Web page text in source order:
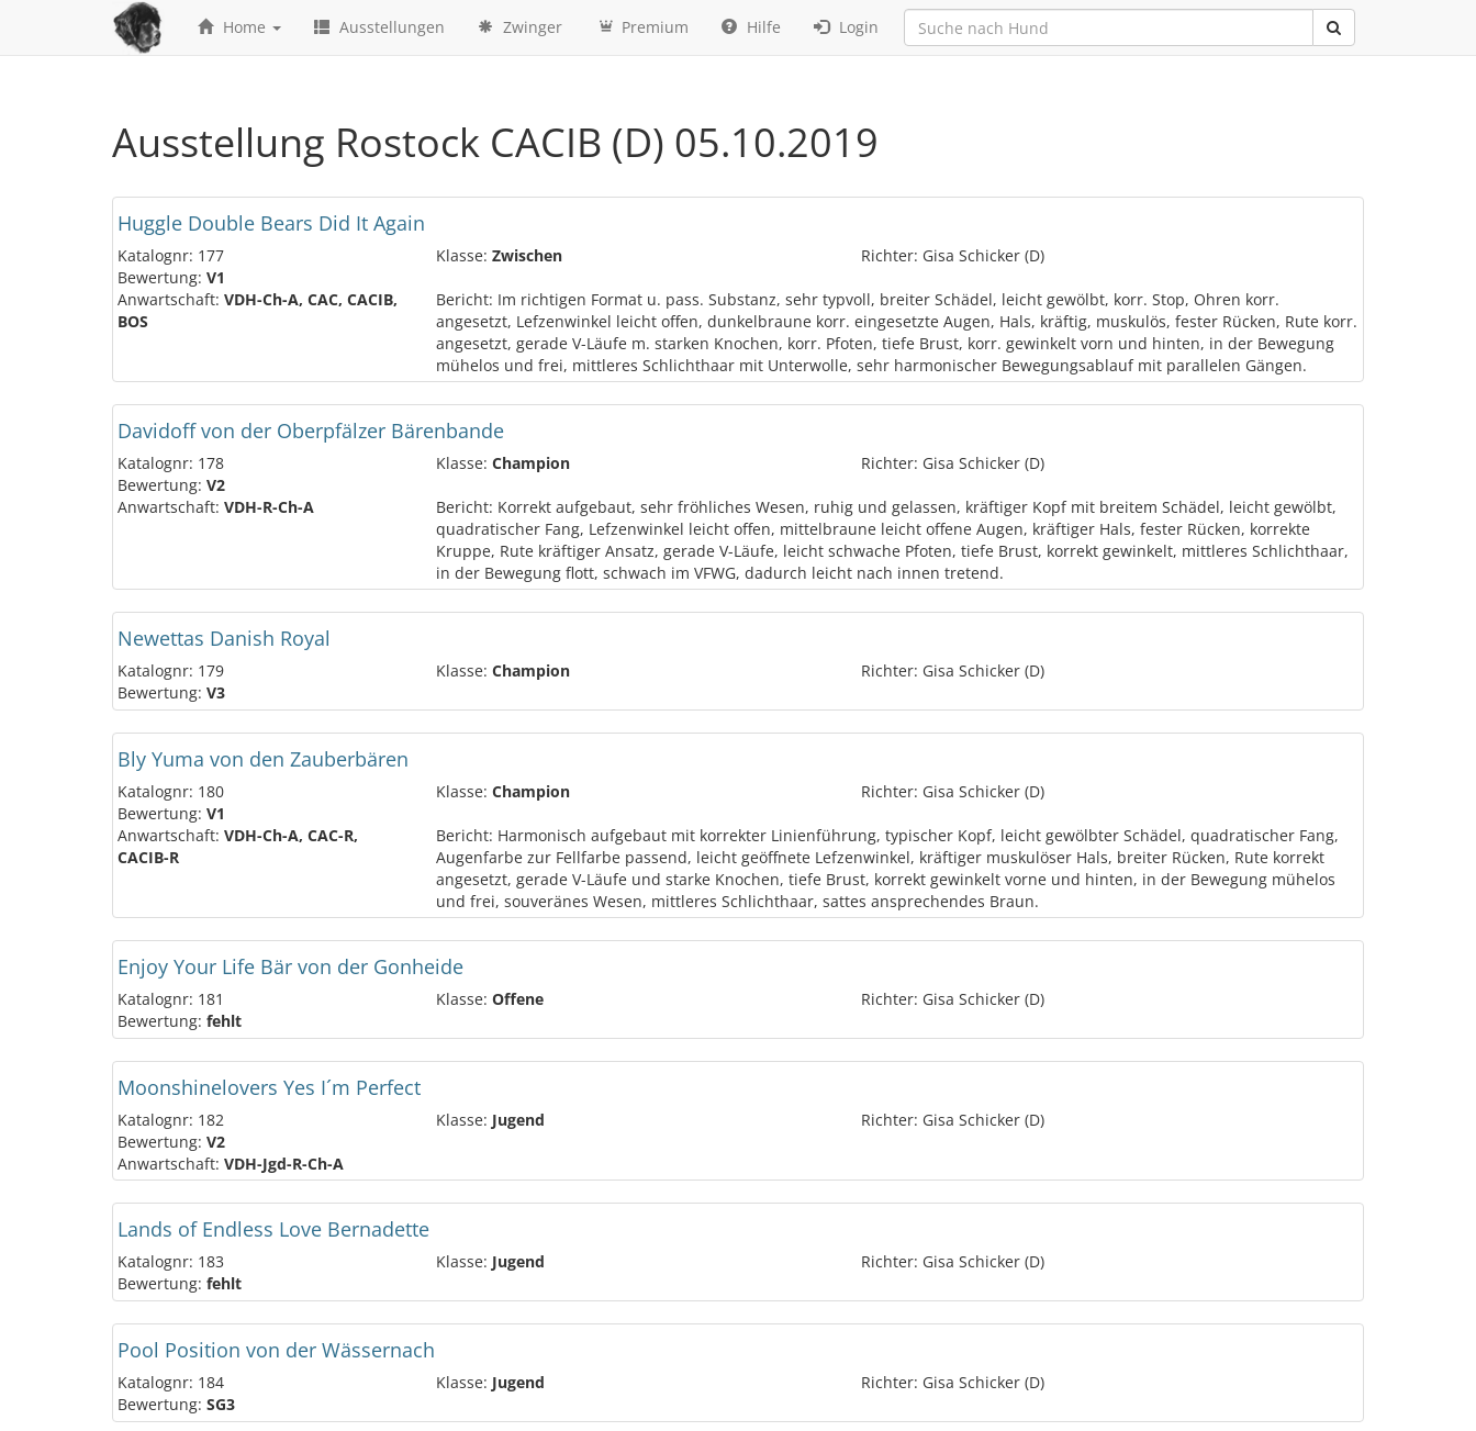
Home Ausstellungen Zwinger Premium Hilfe Login
Ausstellung Rostock CACIB (D) 05.10.2019
Huggle Double Bears Did It Again
Katalognr: 177
Bewertung: V1
Klasse: Zwischen Richter: Gisa Schicker (D)
Anwartschaft: VDH-Ch-A, CAC, CACIB,
BOS
Bericht: Im richtigen Format u. pass. Substanz, sehr typvoll, breiter Schädel, leicht gewölbt, korr. Stop, Ohren korr.
angesetzt, Lefzenwinkel leicht offen, dunkelbraune korr. eingesetzte Augen, Hals, kräftig, muskulös, fester Rücken, Rute korr.
angesetzt, gerade V-Läufe m. starken Knochen, korr. Pfoten, tiefe Brust, korr. gewinkelt vorn und hinten, in der Bewegung
mühelos und frei, mittleres Schlichthaar mit Unterwolle, sehr harmonischer Bewegungsablauf mit parallelen Gängen.
Davidoff von der Oberpfälzer Bärenbande
Katalognr: 178
Bewertung: V2
Klasse: Champion Richter: Gisa Schicker (D)
Anwartschaft: VDH-R-Ch-A
Bericht: Korrekt aufgebaut, sehr fröhliches Wesen, ruhig und gelassen, kräftiger Kopf mit breitem Schädel, leicht gewölbt,
quadratischer Fang, Lefzenwinkel leicht offen, mittelbraune leicht offene Augen, kräftiger Hals, fester Rücken, korrekte
Kruppe, Rute kräftiger Ansatz, gerade V-Läufe, leicht schwache Pfoten, tiefe Brust, korrekt gewinkelt, mittleres Schlichthaar,
in der Bewegung flott, schwach im VFWG, dadurch leicht nach innen tretend.
Newettas Danish Royal
Katalognr: 179
Bewertung: V3
Klasse: Champion Richter: Gisa Schicker (D)
Bly Yuma von den Zauberbären
Katalognr: 180
Bewertung: V1
Klasse: Champion Richter: Gisa Schicker (D)
Anwartschaft: VDH-Ch-A, CAC-R,
CACIB-R
Bericht: Harmonisch aufgebaut mit korrekter Linienführung, typischer Kopf, leicht gewölbter Schädel, quadratischer Fang,
Augenfarbe zur Fellfarbe passend, leicht geöffnete Lefzenwinkel, kräftiger muskulöser Hals, breiter Rücken, Rute korrekt
angesetzt, gerade V-Läufe und starke Knochen, tiefe Brust, korrekt gewinkelt vorne und hinten, in der Bewegung mühelos
und frei, souveränes Wesen, mittleres Schlichthaar, sattes ansprechendes Braun.
Enjoy Your Life Bär von der Gonheide
Katalognr: 181
Bewertung: fehlt
Klasse: Offene Richter: Gisa Schicker (D)
Moonshinelovers Yes I´m Perfect
Katalognr: 182
Bewertung: V2
Klasse: Jugend Richter: Gisa Schicker (D)
Anwartschaft: VDH-Jgd-R-Ch-A
Lands of Endless Love Bernadette
Katalognr: 183
Bewertung: fehlt
Klasse: Jugend Richter: Gisa Schicker (D)
Pool Position von der Wässernach
Katalognr: 184
Bewertung: SG3
Klasse: Jugend Richter: Gisa Schicker (D)